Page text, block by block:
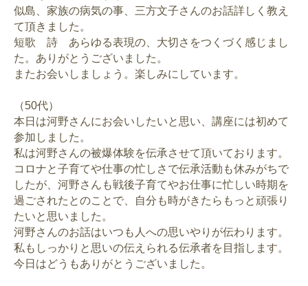
似島、家族の病気の事、三方文子さんのお話詳しく教え
て頂きました。
短歌 詩 あらゆる表現の、大切さをつくづく感じまし
た。ありがとうございました。
またお会いしましょう。楽しみにしています。
（50代）
本日は河野さんにお会いしたいと思い、講座には初めて
参加しました。
私は河野さんの被爆体験を伝承させて頂いております。
コロナと子育てや仕事の忙しさで伝承活動も休みがちで
したが、河野さんも戦後子育てやお仕事に忙しい時期を
過ごされたとのことで、自分も時がきたらもっと頑張り
たいと思いました。
河野さんのお話はいつも人への思いやりが伝わります。
私もしっかりと思いの伝えられる伝承者を目指します。
今日はどうもありがとうございました。